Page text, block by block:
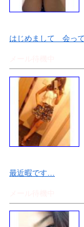
はじめまして 会っ
最近暇です…